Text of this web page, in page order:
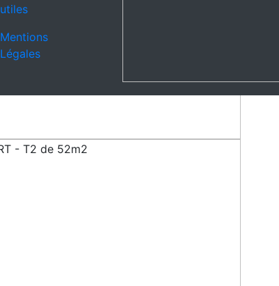
utiles
Mentions
Légales